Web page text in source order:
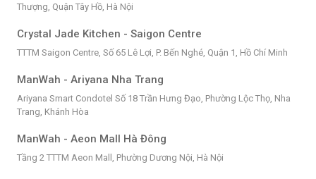
Thượng, Quận Tây Hồ, Hà Nội
Crystal Jade Kitchen - Saigon Centre
TTTM Saigon Centre, Số 65 Lê Lợi, P. Bến Nghé, Quận 1, Hồ Chí Minh
ManWah - Ariyana Nha Trang
Ariyana Smart Condotel Số 18 Trần Hưng Đạo, Phường Lộc Thọ, Nha
Trang, Khánh Hòa
ManWah - Aeon Mall Hà Đông
Tầng 2 TTTM Aeon Mall, Phường Dương Nội, Hà Nội